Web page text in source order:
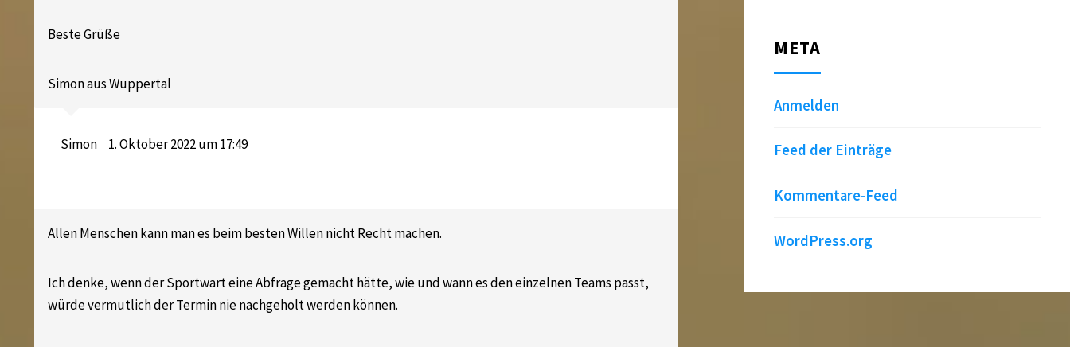
Beste Grüße
Simon aus Wuppertal
Simon 1. Oktober 2022 um 17:49
Allen Menschen kann man es beim besten Willen nicht Recht machen.
Ich denke, wenn der Sportwart eine Abfrage gemacht hätte, wie und wann es den einzelnen Teams passt,
würde vermutlich der Termin nie nachgeholt werden können.
META
Anmelden
Feed der Einträge
Kommentare-Feed
WordPress.org